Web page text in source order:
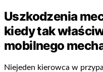
Uszkodzenia
kiedy tak
mobilnego
Niejeden kierowca w